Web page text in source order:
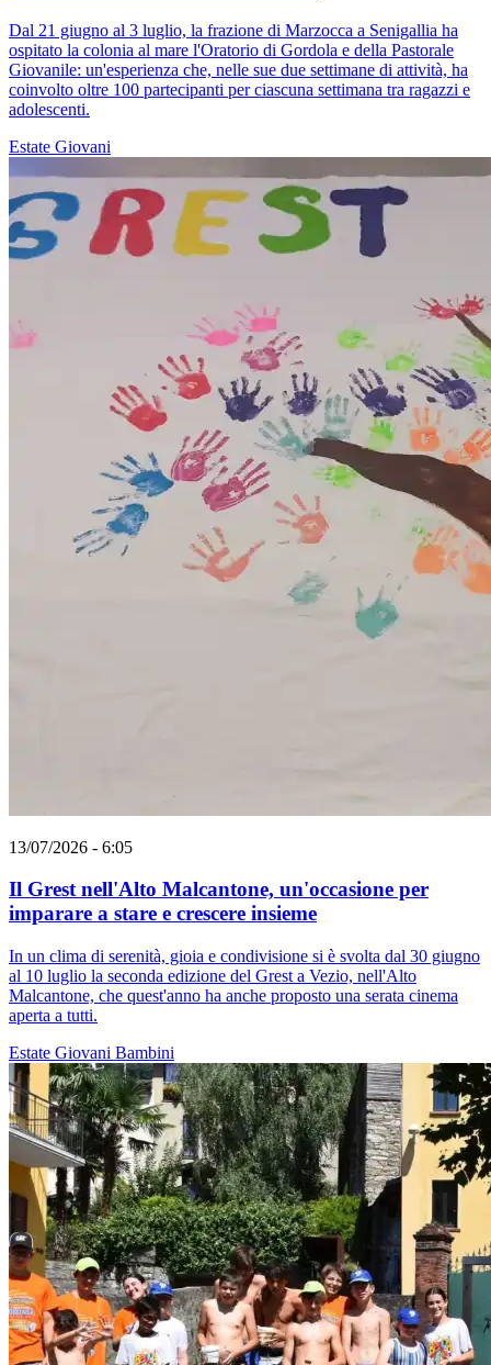
Dal 21 giugno al 3 luglio, la frazione di Marzocca a Senigallia ha
ospitato la colonia al mare l'Oratorio di Gordola e della Pastorale
Giovanile: un'esperienza che, nelle sue due settimane di attività, ha
coinvolto oltre 100 partecipanti per ciascuna settimana tra ragazzi e
adolescenti.
Estate Giovani
13/07/2026 - 6:05
Il Grest nell'Alto Malcantone, un'occasione per
imparare a stare e crescere insieme
In un clima di serenità, gioia e condivisione si è svolta dal 30 giugno
al 10 luglio la seconda edizione del Grest a Vezio, nell'Alto
Malcantone, che quest'anno ha anche proposto una serata cinema
aperta a tutti.
Estate Giovani Bambini